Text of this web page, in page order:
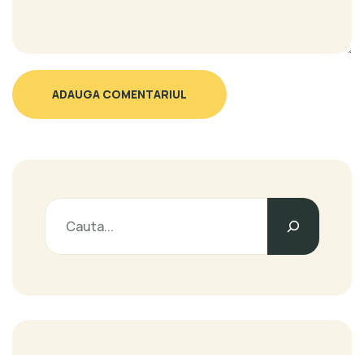
ADAUGA COMENTARIUL
Caută